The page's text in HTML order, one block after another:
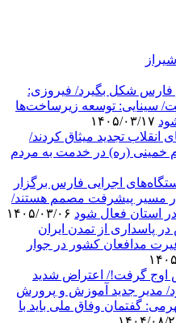
شیراز
فارس شکل بگیرد/ فیروزی:
سینایی: توسعه زیرساخت‌ها
انقلاب تجدید میثاق کردند/
خمینی (ره) در خدمت به مردم
اجرایی فارس برگزار
مسیر پیشرفت مصمم هستند/
استان فعال شود
پاسداری از تمدن ایران
مدافعان کشور در جوار
اوج گرفت!/ اعتراض شدید
مدیر جدید آموزش و پرورش
گفتمان وفاق ملی باید با